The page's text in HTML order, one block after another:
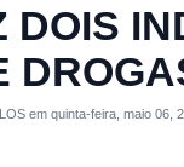
DOIS
em quinta-feira, maio 06,